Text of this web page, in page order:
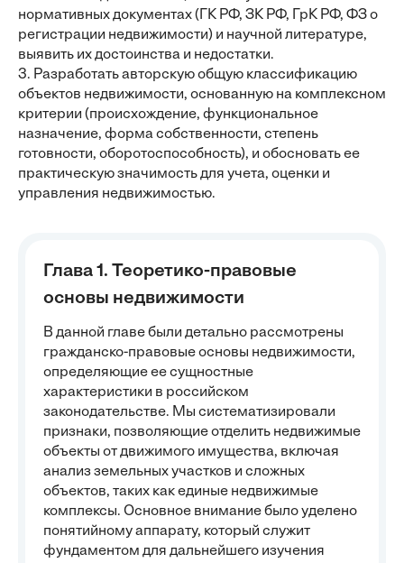
нормативных документах (ГК РФ, ЗК РФ, ГрК РФ, ФЗ о
регистрации недвижимости) и научной литературе,
выявить их достоинства и недостатки.
3. Разработать авторскую общую классификацию
объектов недвижимости, основанную на комплексном
критерии (происхождение, функциональное
назначение, форма собственности, степень
готовности, оборотоспособность), и обосновать ее
практическую значимость для учета, оценки и
управления недвижимостью.
Глава 1. Теоретико-правовые
основы недвижимости
В данной главе были детально рассмотрены
гражданско-правовые основы недвижимости,
определяющие ее сущностные
характеристики в российском
законодательстве. Мы систематизировали
признаки, позволяющие отделить недвижимые
объекты от движимого имущества, включая
анализ земельных участков и сложных
объектов, таких как единые недвижимые
комплексы. Основное внимание было уделено
понятийному аппарату, который служит
фундаментом для дальнейшего изучения